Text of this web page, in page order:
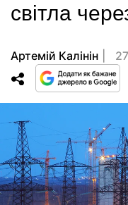
світла
Артемій Калінін